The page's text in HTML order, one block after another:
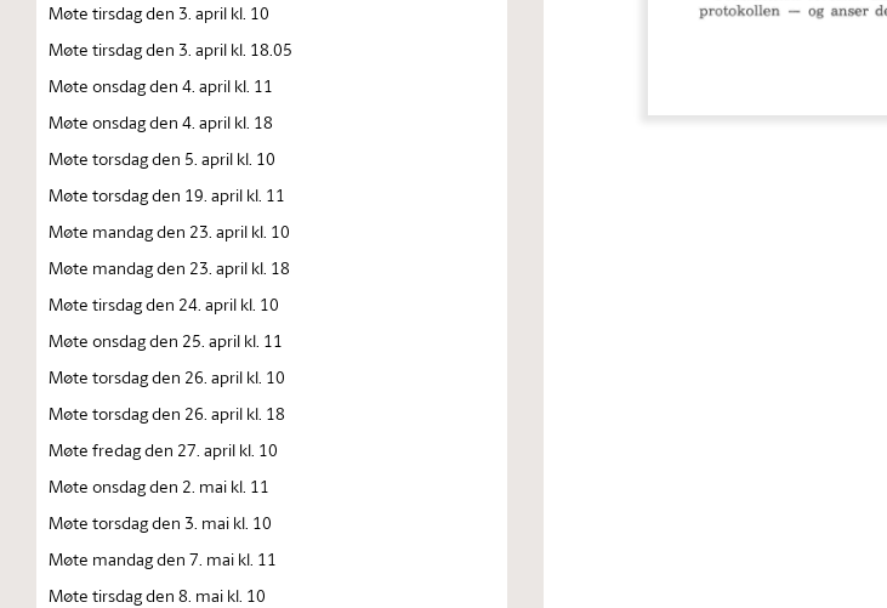
Møte tirsdag den 3. april kl. 10
Møte tirsdag den 3. april kl. 18.05
Møte onsdag den 4. april kl. 11
Møte onsdag den 4. april kl. 18
Møte torsdag den 5. april kl. 10
Møte torsdag den 19. april kl. 11
Møte mandag den 23. april kl. 10
Møte mandag den 23. april kl. 18
Møte tirsdag den 24. april kl. 10
Møte onsdag den 25. april kl. 11
Møte torsdag den 26. april kl. 10
Møte torsdag den 26. april kl. 18
Møte fredag den 27. april kl. 10
Møte onsdag den 2. mai kl. 11
Møte torsdag den 3. mai kl. 10
Møte mandag den 7. mai kl. 11
Møte tirsdag den 8. mai kl. 10